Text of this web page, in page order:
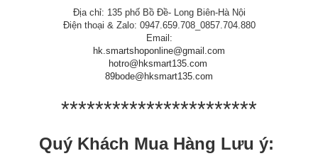
Địa chỉ: 135 phố Bồ Đề- Long Biên-Hà Nội
Điện thoại & Zalo: 0947.659.708_0857.704.880
Email:
hk.smartshoponline@gmail.com
hotro@hksmart135.com
89bode@hksmart135.com
***********************
Quý Khách Mua Hàng Lưu ý: